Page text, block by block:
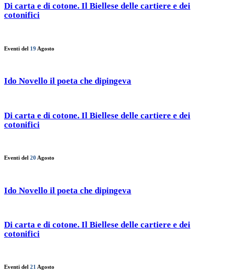
Di carta e di cotone. Il Biellese delle cartiere e dei
cotonifici
Eventi del 19 Agosto
Ido Novello il poeta che dipingeva
Di carta e di cotone. Il Biellese delle cartiere e dei
cotonifici
Eventi del 20 Agosto
Ido Novello il poeta che dipingeva
Di carta e di cotone. Il Biellese delle cartiere e dei
cotonifici
Eventi del 21 Agosto